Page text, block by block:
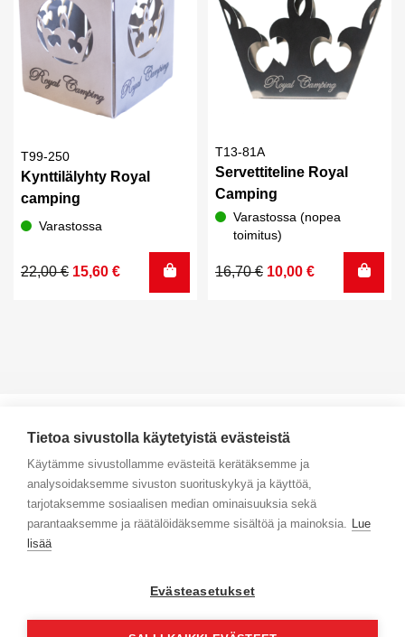
T99-250
Kynttilälyhty Royal
camping
Varastossa
22,00€
Alkuperäinen
15,60 €
Nykyinen
T13-81A
Servettiteline Royal
Camping
Varastossa (nopea
toimitus)
16,70€
Alkuperäinen
10,00 €
Nykyinen
Yhteystiedot
Selaa tuotteita
Maksa turvallisesti
Tietoa sivustolla käytetyistä evästeistä
Käytämme sivustollamme evästeitä kerätäksemme ja
analysoidaksemme sivuston suorituskykyä ja käyttöä,
tarjotaksemme sosiaalisen median ominaisuuksia sekä
parantaaksemme ja räätälöidäksemme sisältöä ja mainoksia. Lue
lisää
Evästeasetukset